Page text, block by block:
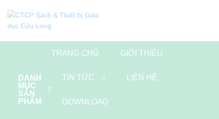
DANH
MỤC
SẢN
PHẨM
TRANG CHỦ GIỚI THIỆU
TIN TỨC LIÊN HỆ
DOWNLOAD